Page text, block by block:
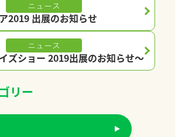
ニュース
2019 出展のお知らせ
ニュース
ズショー 2019出展のお知らせ〜
リー